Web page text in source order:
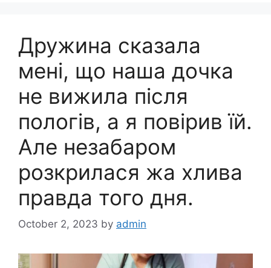
Дружина сказала
мені, що наша дочка
не вижила після
пологів, а я повірив їй.
Але незабаром
розкрилася жа хлива
правда того дня.
October 2, 2023 by admin